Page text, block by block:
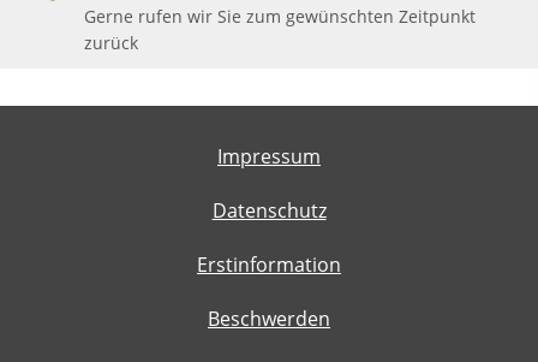
Gerne rufen wir Sie zum gewünschten Zeitpunkt
zurück
Impressum
Datenschutz
Erstinformation
Beschwerden